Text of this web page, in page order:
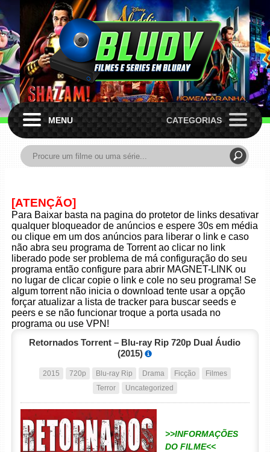
MENU CATEGORIAS
[ATENÇÃO]
Para Baixar basta na pagina do protetor de links desativar
qualquer bloqueador de anúncios e espere 30s em média
ou clique em um dos anúncios para liberar o link e caso
não abra seu programa de Torrent ao clicar no link
liberado pode ser problema de má configuração do seu
programa então configure para abrir MAGNET-LINK ou
no lugar de clicar copie o link e cole no seu programa! Se
algum torrent não inicia o download tente usar a opção
forçar atualizar a lista de tracker para buscar seeds e
peers e se não funcionar troque a porta usada no
programa ou use VPN!
Retornados Torrent – Blu-ray Rip 720p Dual Áudio
(2015)
2015 720p Blu-ray Rip Drama Ficção
Filmes
Terror
Uncategorized
>>INFORMAÇÕES
DO FILME<<